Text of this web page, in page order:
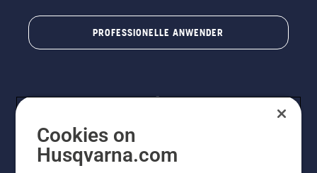
PROFESSIONELLE ANWENDER
Cookies on
Husqvarna.com